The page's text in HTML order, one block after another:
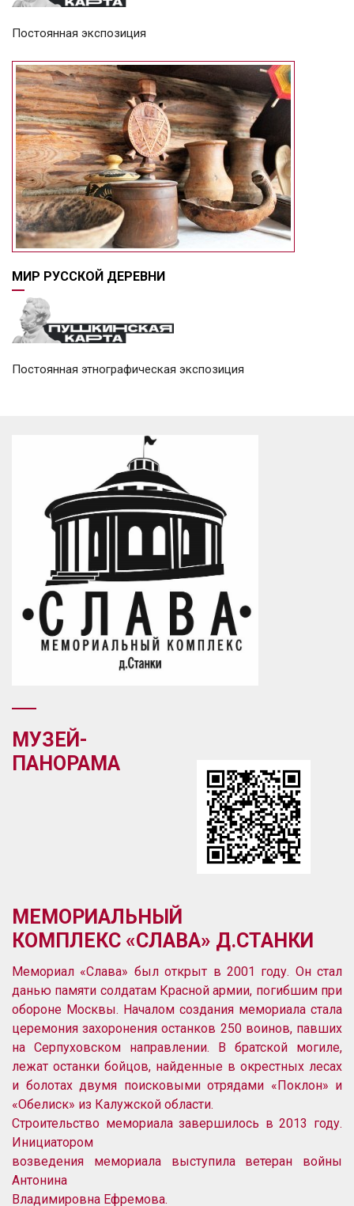
Постоянная экспозиция
МИР РУССКОЙ ДЕРЕВНИ
Постоянная этнографическая экспозиция
МУЗЕЙ-
ПАНОРАМА
МЕМОРИАЛЬНЫЙ
КОМПЛЕКС «СЛАВА» Д.СТАНКИ
Мемориал «Слава» был открыт в 2001 году. Он стал
данью памяти солдатам Красной армии, погибшим при
обороне Москвы. Началом создания мемориала стала
церемония захоронения останков 250 воинов, павших
на Серпуховском направлении. В братской могиле,
лежат останки бойцов, найденные в окрестных лесах
и болотах двумя поисковыми отрядами «Поклон» и
«Обелиск» из Калужской области.
Строительство мемориала завершилось в 2013 году.
Инициатором
возведения мемориала выступила ветеран войны
Антонина
Владимировна Ефремова.